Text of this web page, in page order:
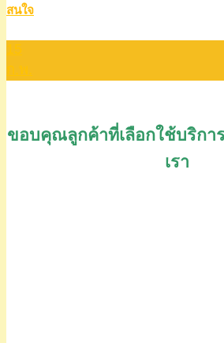
สนใจ
15
ก.พ.
ขอบคุณลูกค้าที่เลือกใช้บริกา
เรา